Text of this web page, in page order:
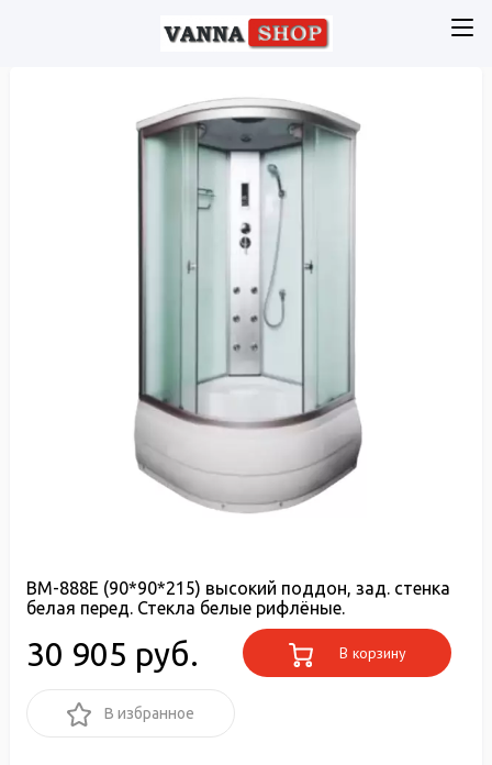
ВМ-888E (90*90*215) высокий поддон, зад. стенка
белая перед. Стекла белые рифлёные.
30 905 руб. В корзину
В избранное